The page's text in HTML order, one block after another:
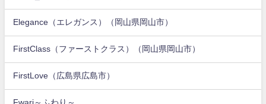
Elegance（エレガンス）（岡山県岡山市）
FirstClass（ファーストクラス）（岡山県岡山市）
FirstLove（広島県広島市）